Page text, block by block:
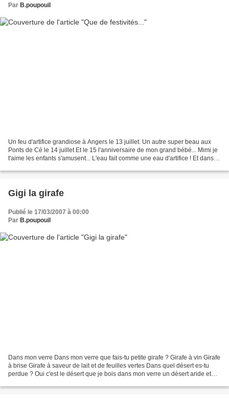
Par B.poupouil
Un feu d'artifice grandiose à Angers le 13 juillet. Un autre super beau aux
Ponts de Cé le 14 juillet Et le 15 l'anniversaire de mon grand bébé... Mimi je
t'aime les enfants s'amusent... L'eau fait comme une eau d'artifice ! Et dans
Gigi la girafe
Publié le 17/03/2007 à 00:00
Par B.poupouil
Dans mon verre Dans mon verre que fais-tu petite girafe ? Girafe à vin Girafe
à brise Girafe à saveur de lait et de feuilles vertes Dans quel désert es-tu
perdue ? Oui c'est le désert que je bois dans mon verre un désert aride et